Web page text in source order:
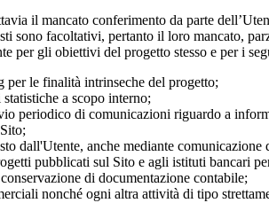
il mancato conferimento da parte
sono facoltativi, pertanto il loro mancato,
per gli obiettivi del progetto stesso e per i
per le finalità intrinseche del progetto;
a scopo interno;
periodico di comunicazioni riguardo a
dall'Utente, anche mediante
pubblicati sul Sito e agli istituti bancari
di documentazione contabile;
nonché ogni altra attività di tipo